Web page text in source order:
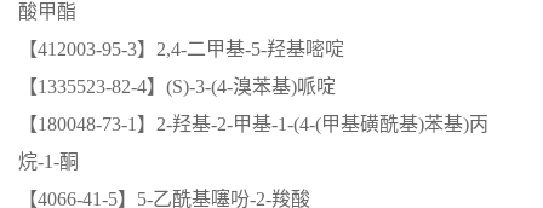
酸甲酯
【412003-95-3】2,4-二甲基-5-羟基嘧啶
【1335523-82-4】(S)-3-(4-溴苯基)哌啶
【180048-73-1】2-羟基-2-甲基-1-(4-(甲基磺酰基)苯基)丙
烷-1-酮
【4066-41-5】5-乙酰基噻吩-2-羧酸